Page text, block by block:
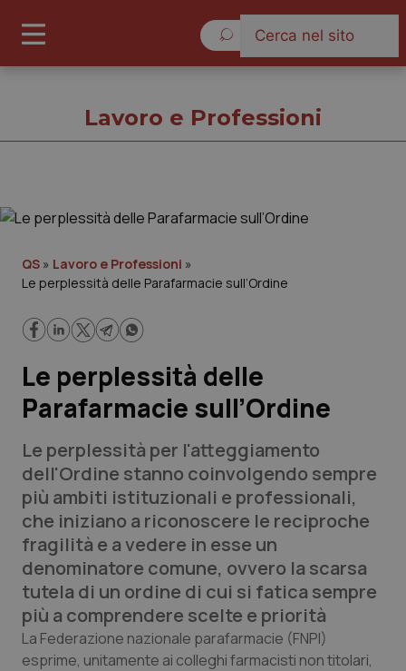
Cronache
Lavoro e Professioni
Scienza e Farmaci
Studi e Analisi
Lettere al direttore
Edizioni Regionali
QS Pro
Lavoro e Professioni
QS » Lavoro e Professioni »
Le perplessità delle Parafarmacie sull’Ordine
Le perplessità delle
Parafarmacie sull’Ordine
Le perplessità per l'atteggiamento
dell'Ordine stanno coinvolgendo sempre
più ambiti istituzionali e professionali,
che iniziano a riconoscere le reciproche
fragilità e a vedere in esse un
denominatore comune, ovvero la scarsa
tutela di un ordine di cui si fatica sempre
più a comprendere scelte e priorità
La Federazione nazionale parafarmacie (FNPI)
esprime, unitamente ai colleghi farmacisti non titolari,